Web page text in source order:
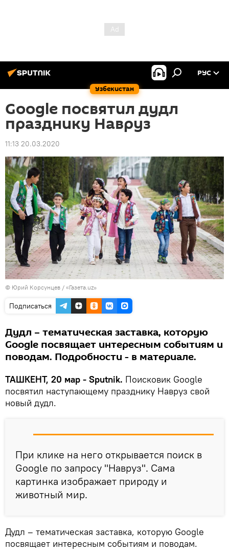
Узбекистан
РУС
Google посвятил дудл
празднику Навруз
11:13 20.03.2020
© Юрий Корсунцев / «Газета.uz»
Подписаться
Дудл – тематическая заставка, которую
Google посвящает интересным событиям и
поводам. Подробности - в материале.
ТАШКЕНТ, 20 мар - Sputnik. Поисковик Google
посвятил наступающему празднику Навруз свой
новый дудл.
При клике на него открывается поиск в
Google по запросу "Навруз". Сама
картинка изображает природу и
животный мир.
Дудл – тематическая заставка, которую Google
посвящает интересным событиям и поводам.